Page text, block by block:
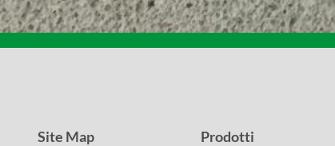
Site Map Prodotti